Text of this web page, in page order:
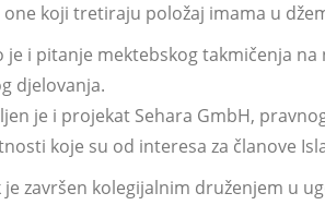
koji tretiraju položaj imama u
je i pitanje mektebskog takmičenja
djelovanja.
je i projekat Sehara GmbH,
koje su od interesa za članove
je završen kolegijalnim druženjem u